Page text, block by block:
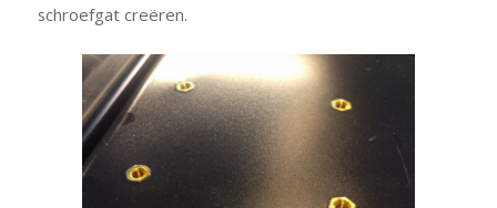
schroefgat creëren.